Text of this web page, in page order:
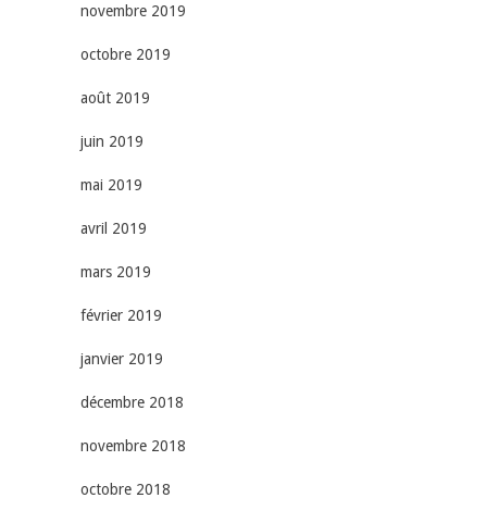
novembre 2019
octobre 2019
août 2019
juin 2019
mai 2019
avril 2019
mars 2019
février 2019
janvier 2019
décembre 2018
novembre 2018
octobre 2018